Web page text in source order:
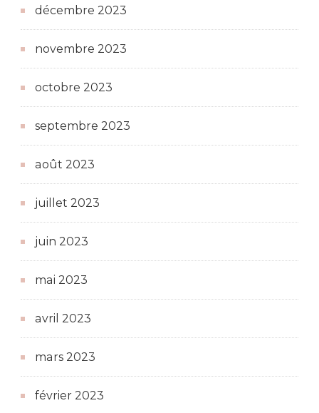
décembre 2023
novembre 2023
octobre 2023
septembre 2023
août 2023
juillet 2023
juin 2023
mai 2023
avril 2023
mars 2023
février 2023